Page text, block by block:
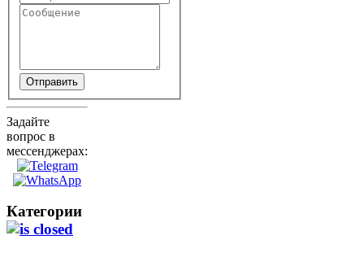
Отправить
Задайте
вопрос в
мессенджерах:
Категории